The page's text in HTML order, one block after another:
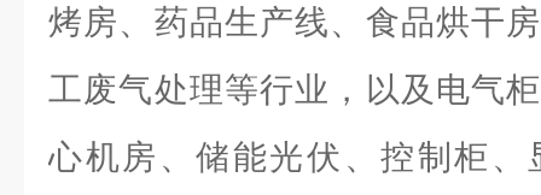
烤房、药品生产线、食品烘干
工废气处理等行业，以及电气
心机房、储能光伏、控制柜、